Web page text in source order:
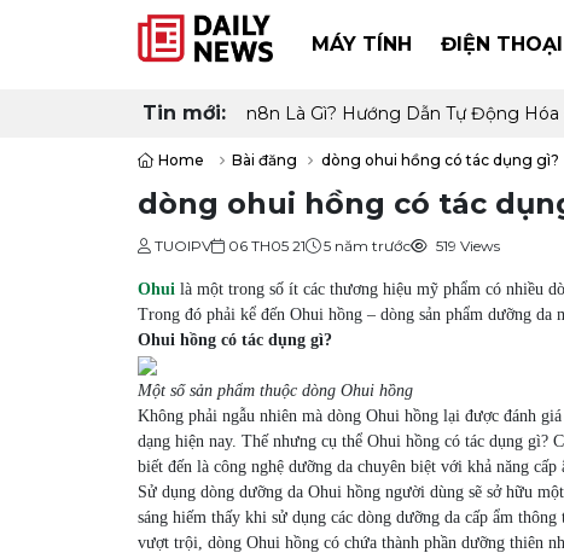
MÁY TÍNH ĐIỆN THOẠI
Tin mới: n8n Là Gì? Hướng Dẫn Tự Động
Home Bài đăng dòng ohui hồng có tác dụng gì?
dòng ohui hồng có tác
TUOIPV 06 TH05 21 5 năm trước 519 Views
Ohui là một trong số ít các thương hiệu mỹ phẩm có nhiều
Trong đó phải kể đến Ohui hồng – dòng sản phẩm dưỡng
Ohui hồng có tác dụng gì?
Một số sản phẩm thuộc dòng Ohui hồng
Không phải ngẫu nhiên mà dòng Ohui hồng lại được đánh
dạng hiện nay. Thế nhưng cụ thể Ohui hồng có tác dụng
biết đến là công nghệ dưỡng da chuyên biệt với khả năng
Sử dụng dòng dưỡng da Ohui hồng người dùng sẽ sở hữu
sáng hiếm thấy khi sử dụng các dòng dưỡng da cấp ẩm
vượt trội, dòng Ohui hồng có chứa thành phần dưỡng thiên